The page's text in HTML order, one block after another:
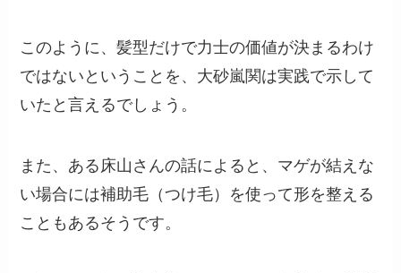
このように、髪型だけで力士の価値が決まるわけ
ではないということを、大砂嵐関は実践で示して
いたと言えるでしょう。
また、ある床山さんの話によると、マゲが結えな
い場合には補助毛（つけ毛）を使って形を整える
こともあるそうです。